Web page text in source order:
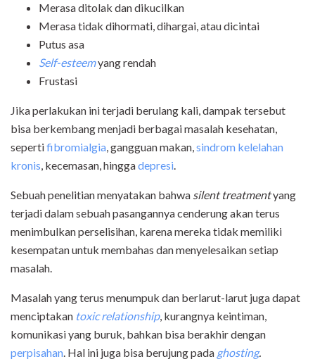
Merasa ditolak dan dikucilkan
Merasa tidak dihormati, dihargai, atau dicintai
Putus asa
Self-esteemyang rendah
Frustasi
Jika perlakukan ini terjadi berulang kali, dampak tersebut
bisa berkembang menjadi berbagai masalah kesehatan,
sepertifibromialgia, gangguan makan,sindrom kelelahan
kronis, kecemasan, hinggadepresi.
Sebuah penelitian menyatakan bahwa silent treatmentyang
terjadi dalam sebuah pasangannya cenderung akan terus
menimbulkan perselisihan, karena mereka tidak memiliki
kesempatan untuk membahas dan menyelesaikan setiap
masalah.
Masalah yang terus menumpuk dan berlarut-larut juga dapat
menciptakan toxic relationship, kurangnya keintiman,
komunikasi yang buruk, bahkan bisa berakhir dengan
perpisahan. Hal ini juga bisa berujung pada ghosting.